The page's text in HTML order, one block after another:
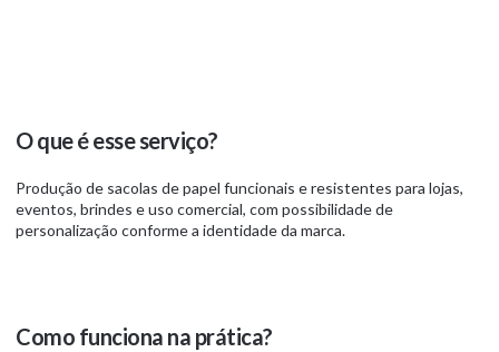
O que é esse serviço?
Produção de sacolas de papel funcionais e resistentes para lojas,
eventos, brindes e uso comercial, com possibilidade de
personalização conforme a identidade da marca.
Como funciona na prática?